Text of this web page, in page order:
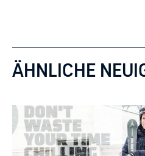
ÄHNLICHE